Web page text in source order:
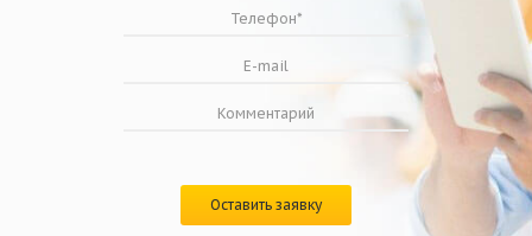
Оставить заявку